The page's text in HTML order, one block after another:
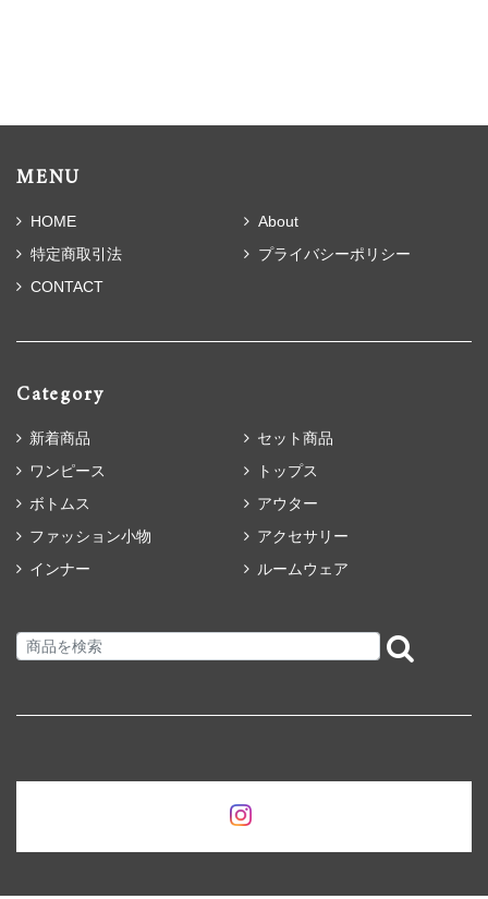
MENU
HOME
About
特定商取引法
プライバシーポリシー
CONTACT
Category
新着商品
セット商品
ワンピース
トップス
ボトムス
アウター
ファッション小物
アクセサリー
インナー
ルームウェア